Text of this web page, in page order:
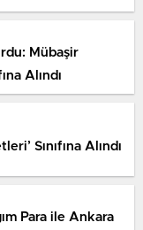
Mübaşir
Alındı
Sınıfına Alındı
Para ile Ankara